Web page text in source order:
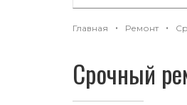
Главная Ремонт
Срочный